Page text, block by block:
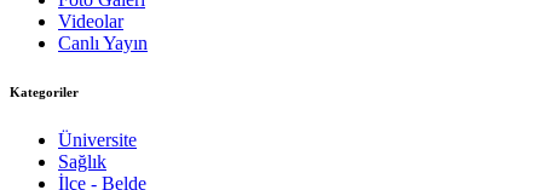
Videolar
Canlı Yayın
Kategoriler
Üniversite
Sağlık
İlçe - Belde